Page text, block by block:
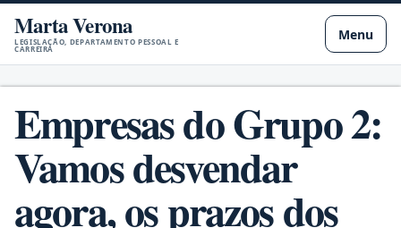
Pular para o conteúdo principal
Marta Verona
LEGISLAÇÃO, DEPARTAMENTO PESSOAL E
CARREIRA
Menu
Empresas do Grupo 2:
Vamos desvendar
agora, os prazos dos